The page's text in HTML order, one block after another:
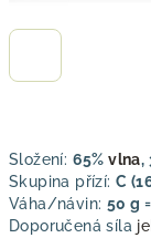
Složení: 65%vlna,
Skupina přízí: C
Váha/návin: 50 g
Doporučená síla